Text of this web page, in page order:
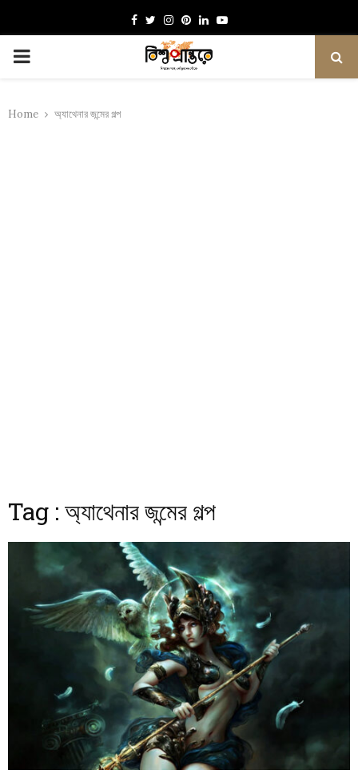
Facebook
TwitterInstagram
Pinterest
LinkedinYoutube
PRIMARY
Home অ্যাথেনার জন্মের গল্প
Tag : অ্যাথেনার জন্মের গল্প